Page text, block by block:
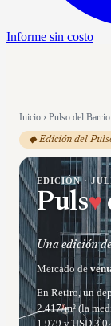
Informe sin costo
Inicio › Pulso del Barrio
◆ Edición del
EDICIÓN ·
Puls♥
Una edición
Mercado de
En Retiro, un
2.417/m² (la
1.979 y USD